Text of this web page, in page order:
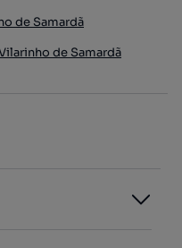
de Samardã
de Samardã